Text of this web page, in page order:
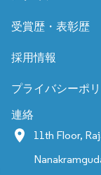
受賞歴・表彰歴
採用情報
プライバシーポ
連絡
11th Floor,